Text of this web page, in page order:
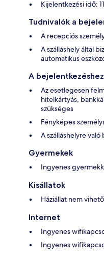
Kijelentkezési idő:
Tudnivalók a
A recepciós
A szálláshely által
automatikus
A
Az esetlegesen
hitelkártyás,
szükséges
Fényképes
A szálláshelyre
Gyermekek
Ingyenes
Kisállatok
Háziállat nem vihető
Internet
Ingyenes
Ingyenes